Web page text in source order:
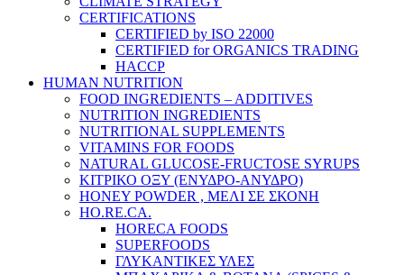
CERTIFICATIONS
CERTIFIED by ISO 22000
CERTIFIED for ORGANICS TRADING
HACCP
HUMAN NUTRITION
FOOD INGREDIENTS – ADDITIVES
NUTRITION INGREDIENTS
NUTRITIONAL SUPPLEMENTS
VITAMINS FOR FOODS
NATURAL GLUCOSE-FRUCTOSE SYRUPS
ΚΙΤΡΙΚΟ ΟΞΥ (ΕΝΥΔΡΟ-ΑΝΥΔΡΟ)
HONEY POWDER , ΜΕΛΙ ΣΕ ΣΚΟΝΗ
HO.RE.CA.
HORECA FOODS
SUPERFOODS
ΓΛΥΚΑΝΤΙΚΕΣ ΥΛΕΣ